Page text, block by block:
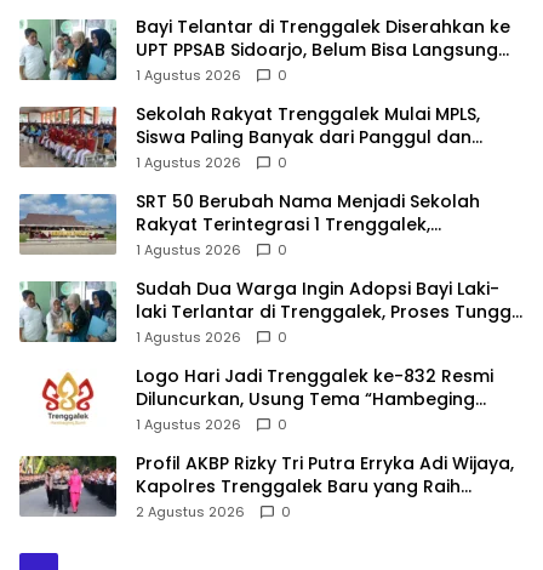
Bayi Telantar di Trenggalek Diserahkan ke
UPT PPSAB Sidoarjo, Belum Bisa Langsung
Diadopsi
1 Agustus 2026 0
Sekolah Rakyat Trenggalek Mulai MPLS,
Siswa Paling Banyak dari Panggul dan
Gandusari
1 Agustus 2026 0
SRT 50 Berubah Nama Menjadi Sekolah
Rakyat Terintegrasi 1 Trenggalek,
Nomenklatur Berubah
1 Agustus 2026 0
Sudah Dua Warga Ingin Adopsi Bayi Laki-
laki Terlantar di Trenggalek, Proses Tunggu
Hasil Penyelidikan
1 Agustus 2026 0
Logo Hari Jadi Trenggalek ke-832 Resmi
Diluncurkan, Usung Tema “Hambeging
Bumi” Gaungkan Harmoni dengan Alam
1 Agustus 2026 0
Profil AKBP Rizky Tri Putra Erryka Adi Wijaya,
Kapolres Trenggalek Baru yang Raih
Hattrick Pin Emas Kapolri
2 Agustus 2026 0